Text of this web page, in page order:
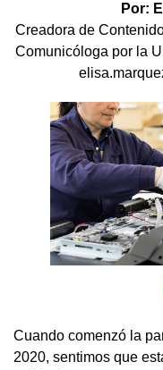
Por:
Creadora de
Comunicóloga por la
Cuando comenzó la
2020, sentimos que